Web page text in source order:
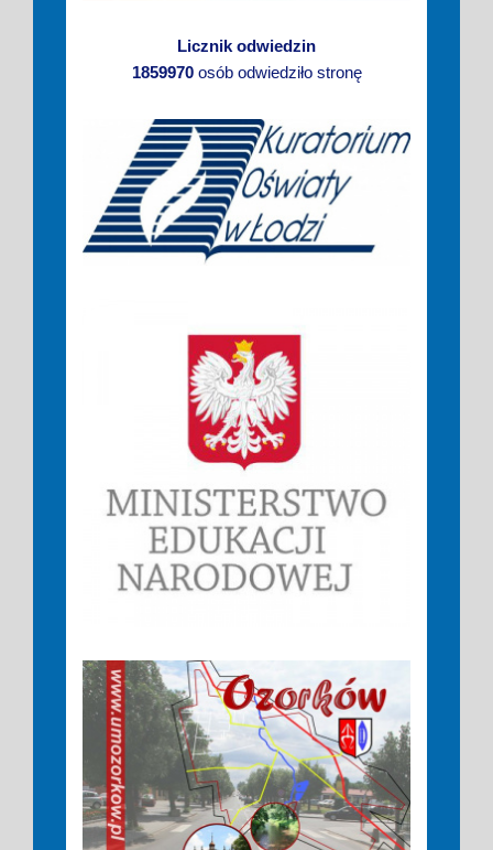
Licznik odwiedzin
1859970osób odwiedziło stronę